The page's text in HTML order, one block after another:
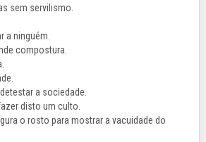
sem servilismo.
a ninguém.
compostura.
a sociedade.
disto um culto.
o rosto para mostrar a vacuidade do